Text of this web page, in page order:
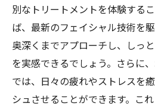
別なトリートメントを体験する
ば、最新のフェイシャル技術を
奥深くまでアプローチし、しっ
を実感できるでしょう。さらに
では、日々の疲れやストレスを
シュさせることができます。こ